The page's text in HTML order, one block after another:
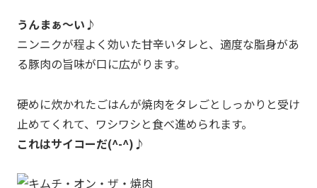
うんまぁ～い♪
ニンニクが程よく効いた甘辛いタレと、適度な脂身があ
る豚肉の旨味が口に広がります。
硬めに炊かれたごはんが焼肉をタレごとしっかりと受け
止めてくれて、ワシワシと食べ進められます。
これはサイコーだ(^-^)♪